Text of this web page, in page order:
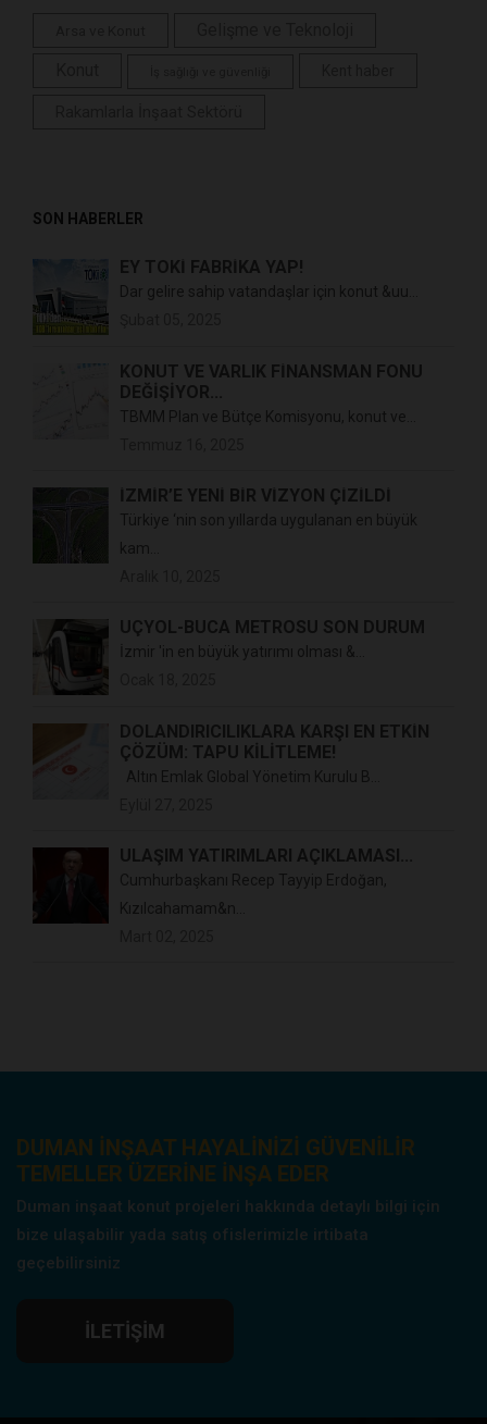
SON HABERLER
EY TOKİ FABRİKA YAP!
Dar gelire sahip vatandaşlar için konut &uu...
KONUT VE VARLIK FİNANSMAN FONU
DEĞİŞİYOR...
TBMM Plan ve Bütçe Komisyonu, konut ve...
İZMİR’E YENİ BİR VİZYON ÇİZİLDİ
Türkiye ‘nin son yıllarda uygulanan en büyük
kam...
ÜÇYOL-BUCA METROSU SON DURUM
İzmir 'in en büyük yatırımı olması &...
DOLANDIRICILIKLARA KARŞI EN ETKIN
ÇÖZÜM: TAPU KILITLEME!
Altın Emlak Global Yönetim Kurulu B...
ULAŞIM YATIRIMLARI AÇIKLAMASI...
Cumhurbaşkanı Recep Tayyip Erdoğan,
Kızılcahamam&n...
DUMAN INŞAAT HAYALINIZI GÜVENILIR
TEMELLER ÜZERINE INŞA EDER
Duman inşaat konut projeleri hakkında detaylı bilgi için
bize ulaşabilir yada satış ofislerimizle irtibata
geçebilirsiniz
İLETIŞIM